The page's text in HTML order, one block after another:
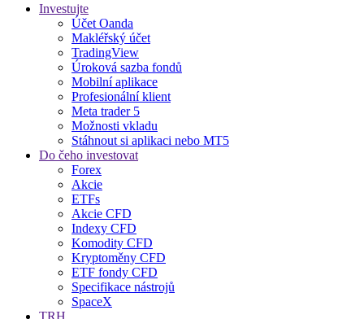
Investujte
Účet Oanda
Makléřský účet
TradingView
Úroková sazba fondů
Mobilní aplikace
Profesionální klient
Meta trader 5
Možnosti vkladu
Stáhnout si aplikaci nebo MT5
Do čeho investovat
Forex
Akcie
ETFs
Akcie CFD
Indexy CFD
Komodity CFD
Kryptoměny CFD
ETF fondy CFD
Specifikace nástrojů
SpaceX
TRH